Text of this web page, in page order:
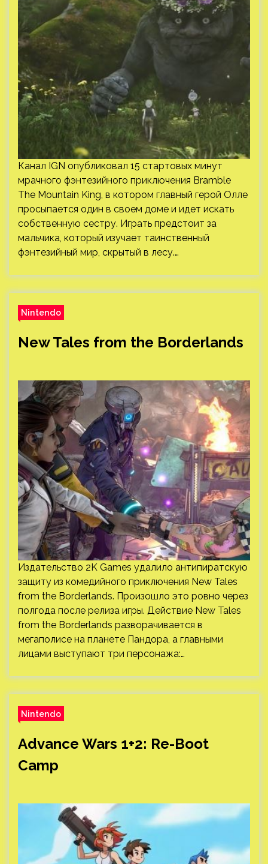
Канал IGN опубликовал 15 стартовых минут
мрачного фэнтезийного приключения Bramble
The Mountain King, в котором главный герой Олле
просыпается один в своем доме и идет искать
собственную сестру. Играть предстоит за
мальчика, который изучает таинственный
фэнтезийный мир, скрытый в лесу.…
Nintendo
New Tales from the Borderlands
Издательство 2K Games удалило антипиратскую
защиту из комедийного приключения New Tales
from the Borderlands. Произошло это ровно через
полгода после релиза игры. Действие New Tales
from the Borderlands разворачивается в
мегаполисе на планете Пандора, а главными
лицами выступают три персонажа:…
Nintendo
Advance Wars 1+2: Re-Boot
Camp